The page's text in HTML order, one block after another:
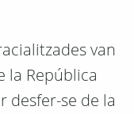
van
la República
desfer-se de la